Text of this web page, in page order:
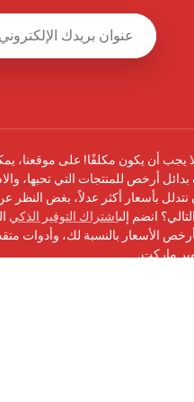
أن يكون مكلفًا! على موقعنا،
أرخص للمنتجات التي تحبها،
نتدلل بأسعار أكثر عدلاً، بغض النظر
انضم إلىاشتراك التوفير الذكي
الأسعار بالنسبة لك، وأدوات
ماركت.